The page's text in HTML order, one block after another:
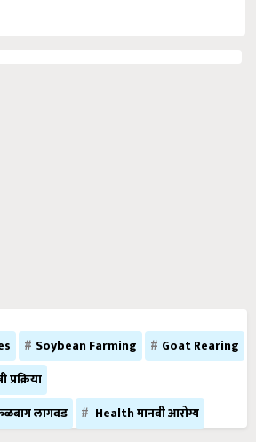
Soybean Farming
Goat Rearing
प्रक्रिया
लागवड
Health मानवी आरोग्य